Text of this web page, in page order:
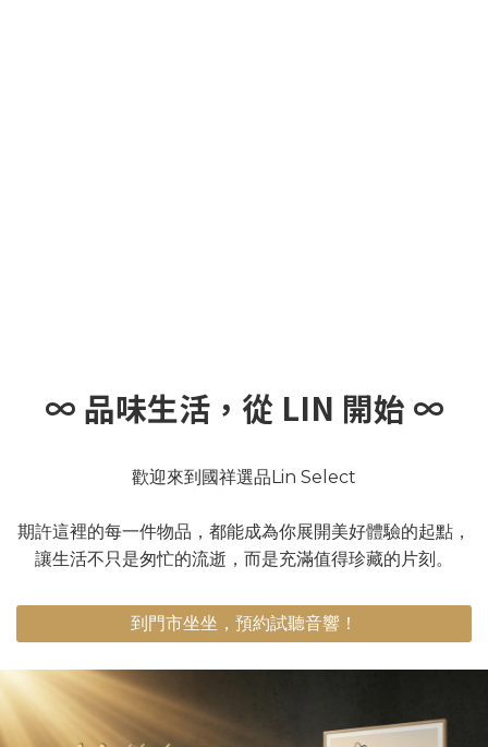
∞ 品味生活，從 LIN 開始 ∞
歡迎來到國祥選品Lin Select
期許這裡的每一件物品，都能成為你展開美好體驗的起點，
讓生活不只是匆忙的流逝，而是充滿值得珍藏的片刻。
到門市坐坐，預約試聽音響！